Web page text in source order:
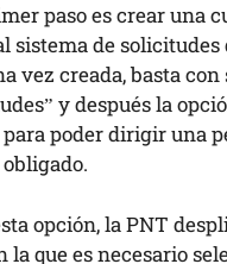
paso es crear una
sistema de solicitudes
vez creada, basta
y después la
poder dirigir una
opción, la PNT
la que es necesario